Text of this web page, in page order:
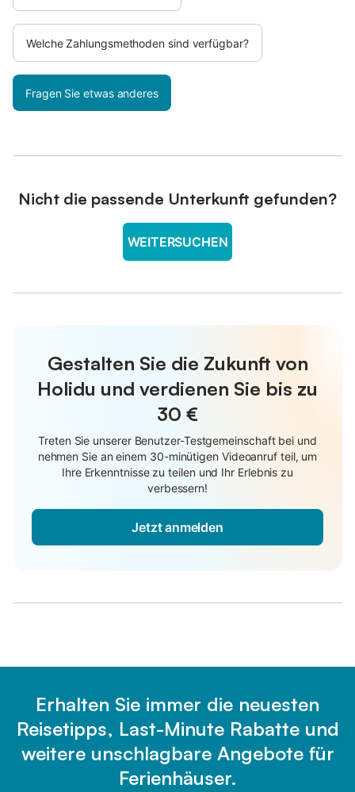
Welche Zahlungsmethoden sind verfügbar?
Fragen Sie etwas anderes
Nicht die passende Unterkunft gefunden?
WEITERSUCHEN
Gestalten Sie die Zukunft von
Holidu und verdienen Sie bis zu
30 €
Treten Sie unserer Benutzer-Testgemeinschaft bei und
nehmen Sie an einem 30-minütigen Videoanruf teil, um
Ihre Erkenntnisse zu teilen und Ihr Erlebnis zu
verbessern!
Jetzt anmelden
Erhalten Sie immer die neuesten
Reisetipps, Last-Minute Rabatte und
weitere unschlagbare Angebote für
Ferienhäuser.